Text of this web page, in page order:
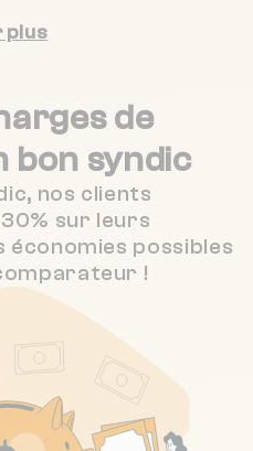
plus
de
bon syndic
nos clients
sur leurs
économies possibles
!